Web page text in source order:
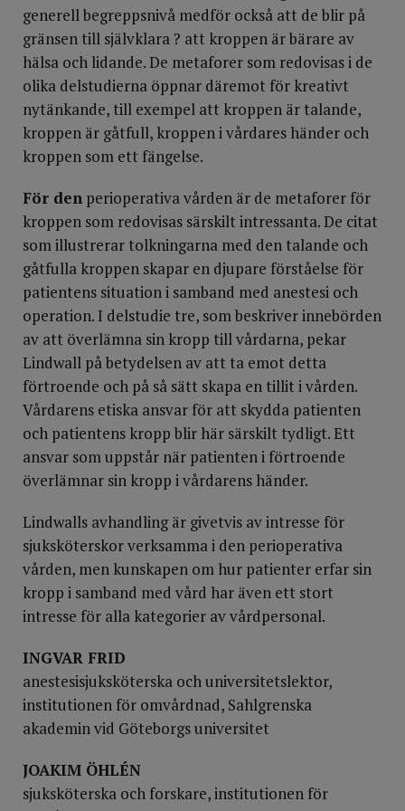
generell begreppsnivå medför också att de blir på
gränsen till självklara ? att kroppen är bärare av
hälsa och lidande. De metaforer som redovisas i de
olika delstudierna öppnar däremot för kreativt
nytänkande, till exempel att kroppen är talande,
kroppen är gåtfull, kroppen i vårdares händer och
kroppen som ett fängelse.
För den perioperativa vården är de metaforer för
kroppen som redovisas särskilt intressanta. De citat
som illustrerar tolkningarna med den talande och
gåtfulla kroppen skapar en djupare förståelse för
patientens situation i samband med anestesi och
operation. I delstudie tre, som beskriver innebörden
av att överlämna sin kropp till vårdarna, pekar
Lindwall på betydelsen av att ta emot detta
förtroende och på så sätt skapa en tillit i vården.
Vårdarens etiska ansvar för att skydda patienten
och patientens kropp blir här särskilt tydligt. Ett
ansvar som uppstår när patienten i förtroende
överlämnar sin kropp i vårdarens händer.
Lindwalls avhandling är givetvis av intresse för
sjuksköterskor verksamma i den perioperativa
vården, men kunskapen om hur patienter erfar sin
kropp i samband med vård har även ett stort
intresse för alla kategorier av vårdpersonal.
INGVAR FRID
anestesisjuksköterska och universitetslektor,
institutionen för omvårdnad, Sahlgrenska
akademin vid Göteborgs universitet
JOAKIM ÖHLÉN
sjuksköterska och forskare, institutionen för